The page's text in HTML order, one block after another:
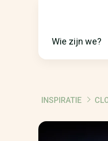
MAIN
Wie zijn we?
INSPIRATIE